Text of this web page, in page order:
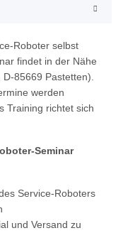
Roboter selbst
findet in der Nähe
85669 Pastetten).
werden
Training richtet sich
Seminar
Service-Roboters
und Versand zu